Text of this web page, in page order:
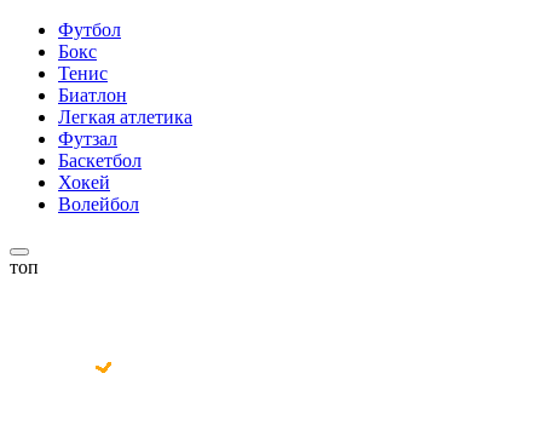
Футбол
Бокс
Тенис
Биатлон
Легкая атлетика
Футзал
Баскетбол
Хокей
Волейбол
топ